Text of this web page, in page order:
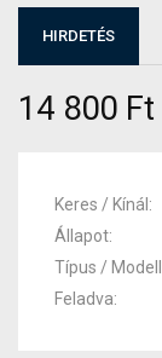
HIRDETÉS
14 800 Ft
Keres / Kínál
Állapot
Típus / Modell
Feladva